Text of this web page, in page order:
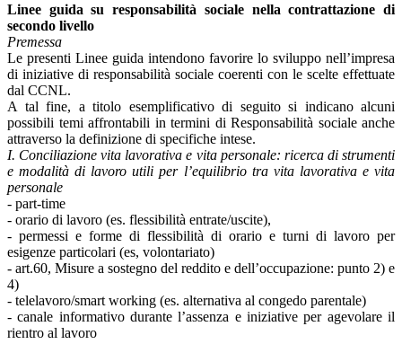
Linee guida su responsabilità sociale nella contrattazione di
secondo livello
Premessa
Le presenti Linee guida intendono favorire lo sviluppo nell’impresa
di iniziative di responsabilità sociale coerenti con le scelte effettuate
dal CCNL.
A tal fine, a titolo esemplificativo di seguito si indicano alcuni
possibili temi affrontabili in termini di Responsabilità sociale anche
attraverso la definizione di specifiche intese.
I. Conciliazione vita lavorativa e vita personale: ricerca di strumenti
e modalità di lavoro utili per l’equilibrio tra vita lavorativa e vita
personale
- part-time
- orario di lavoro (es. flessibilità entrate/uscite),
- permessi e forme di flessibilità di orario e turni di lavoro per
esigenze particolari (es, volontariato)
- art.60, Misure a sostegno del reddito e dell’occupazione: punto 2) e
4)
- telelavoro/smart working (es. alternativa al congedo parentale)
- canale informativo durante l’assenza e iniziative per agevolare il
rientro al lavoro